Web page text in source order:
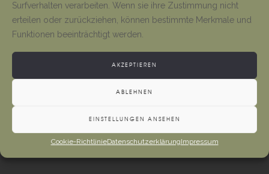
Surfverhalten verarbeiten. Wenn sie ihre Zustimmung nicht
erteilen oder zurückziehen, können bestimmte Merkmale und
Funktionen beeinträchtigt werden.
AKZEPTIEREN
ABLEHNEN
EINSTELLUNGEN ANSEHEN
Cookie-RichtlinieDatenschutzerklärungImpressum
Neueröffnung Gaststätte
Tino Jäger 1. August 2026